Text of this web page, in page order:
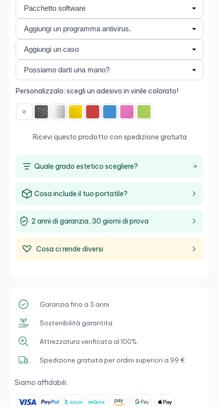
Personalizzalo: scegli un adesivo in vinile colorato!
Ricevi questo prodotto con spedizione gratuita
Quale grado estetico scegliere? >
Cosa include il tuo portatile?
2 anni di garanzia, 30 giorni di prova
Cosa ci rende diversi
Garanzia fino a 3 anni
Sostenibilità garantita
Attrezzatura verificata al 100%.
Spedizione gratuita per ordini superiori a 99 €
Siamo affidabili: